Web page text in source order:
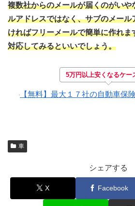
複数社からのメールが届くのがいや
ルアドレスではなく、サブのメール
ければフリーメールで簡単に作れま
対応してみるといいでしょう。
5万円以上安くなるケー
【無料】最大１７社の自動車保
車
シェアする
X Facebook